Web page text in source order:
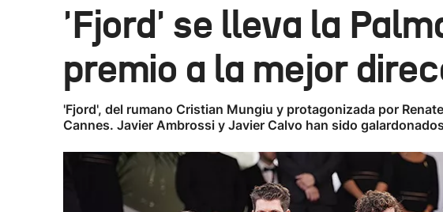
'Fjord' se lleva la
premio a la mejor
'Fjord', del rumano Cristian Mungiu y protagonizada por
Cannes. Javier Ambrossi y Javier Calvo han sido